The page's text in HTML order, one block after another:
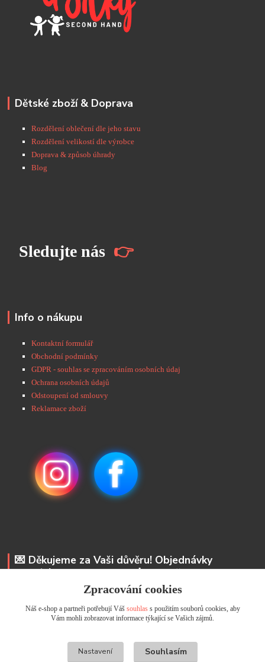
Dětské zboží & Doprava
Rozdělení oblečení dle jeho stavu
Rozdělení velikostí dle výrobce
Doprava & způsob úhrady
Blog
Sledujte nás 👉
Info o nákupu
Kontaktní formulář
Obchodní podmínky
GDPR - souhlas se zpracováním osobních údaj
Ochrana osobních údajů
Odstoupení od smlouvy
Reklamace zboží
💌 Děkujeme za Vaši důvěru! Objednávky
odesíláme do 48 hodin. 📩 Na vaše e-maily
odpovíme do 24 hodin.
Andrea Kyselová DiS.
+ 420 737 352 681
Zpracování cookies
Náš e-shop a partneři potřebují Váš souhlass použitím souborů cookies, aby
Vám mohli zobrazovat informace týkající se Vašich zájmů.
Nastavení Souhlasím